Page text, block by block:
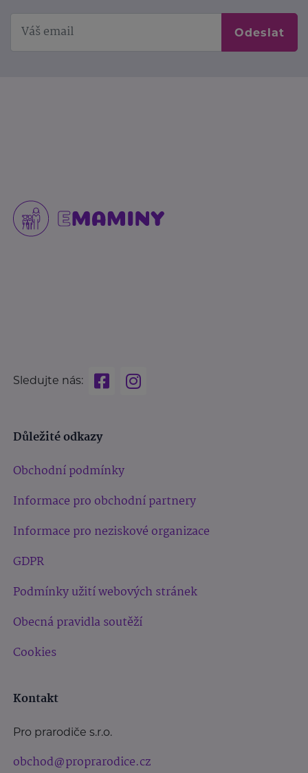
Odeslat
Sledujte nás:
Důležité odkazy
Obchodní podmínky
Informace pro obchodní partnery
Informace pro neziskové organizace
GDPR
Podmínky užití webových stránek
Obecná pravidla soutěží
Cookies
Kontakt
Pro prarodiče s.r.o.
obchod@proprarodice.cz